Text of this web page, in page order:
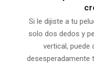
Si le dijiste a tu
solo dos dedos y
vertical, puede
desesperadamente